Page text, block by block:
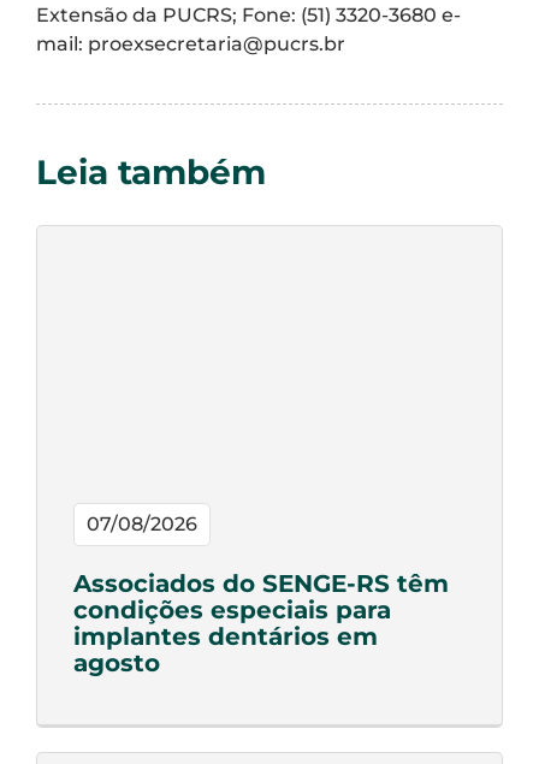
Extensão da PUCRS; Fone: (51) 3320-3680 e-
mail: proexsecretaria@pucrs.br
Leia também
07/08/2026
Associados do SENGE-RS têm
condições especiais para
implantes dentários em
agosto